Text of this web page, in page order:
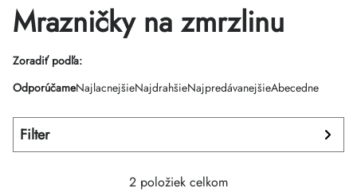
Mrazničky na zmrzlinu
Zoradiť podľa:
Radenie
produktov
OdporúčameNajlacnejšieNajdrahšieNajpredávanejšieAbecedne
Filter
2 položiek celkom
Výpis
produktov